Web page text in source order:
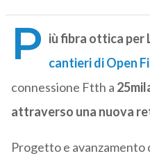
P iù fibra ottica per
cantieri di Open
connessione Ftth a
attraverso una nuova
Progetto e avanzamento